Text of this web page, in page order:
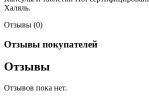
Халяль.
Отзывы (0)
Отзывы покупателей
Отзывы
Отзывов пока нет.